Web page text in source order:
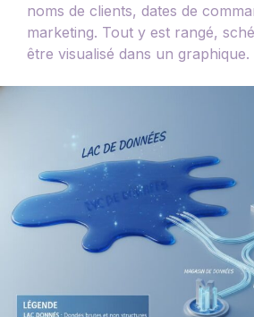
noms de clients, dates de
marketing. Tout y est rangé,
être visualisé dans un graphique.